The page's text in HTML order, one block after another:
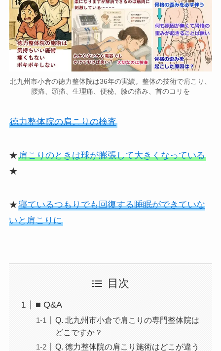
北九州市小倉の徳力整体院は36年の実績。整体の技術で肩こり、
腰痛、頭痛、生理痛、便秘、膝の痛み、首のコリを
徳力整体院の肩こりの検査
★肩こりのときは球が膨張して大きくなっている
★
★寝ているつもりでも回復する睡眠ができていな
いと肩こりに
目次
■ Q&A
Q. 北九州市小倉で肩こりの専門整体院は
どこですか？
Q. 徳力整体院の肩こり施術はどこが違う